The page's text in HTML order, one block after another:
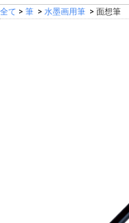
全て > 筆 > 水墨画用筆 > 面想筆